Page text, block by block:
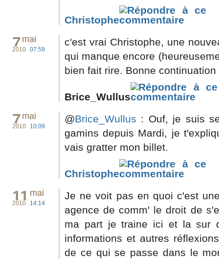
Christophe
7mai
2010 07:59
c'est vrai Christophe, une
qui manque encore
bien fait rire. Bonne continuation
Brice_Wullus
7mai
2010 10:09
@Brice_Wullus : Ouf, je suis
gamins depuis Mardi, je
vais gratter mon billet.
Christophe
11 mai
2010 14:14
Je ne voit pas en quoi c'est
agence de comm' le droit de
ma part je traine ici et la sur
informations et autres
de ce qui se passe dans le